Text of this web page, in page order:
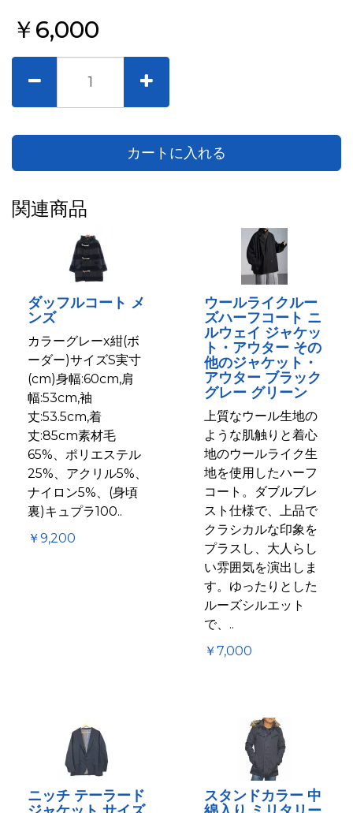
￥6,000
カートに入れる
関連商品
ダッフルコート メ
ンズ
カラーグレーx紺(ボ
ーダー)サイズS実寸
(cm)身幅:60cm,肩
幅:53cm,袖
丈:53.5cm,着
丈:85cm素材毛
65%、ポリエステル
25%、アクリル5%、
ナイロン5%、(身頃
裏)キュプラ100..
￥9,200
ウールライクルー
ズハーフコート ニ
ルウェイ ジャケッ
ト・アウター その
他のジャケット・
アウター ブラック
グレー グリーン
上質なウール生地の
ような肌触りと着心
地のウールライク生
地を使用したハーフ
コート。ダブルブレ
スト仕様で、上品で
クラシカルな印象を
プラスし、大人らし
い雰囲気を演出しま
す。ゆったりとした
ルーズシルエット
で、..
￥7,000
ニッチ テーラード
スタンドカラー 中